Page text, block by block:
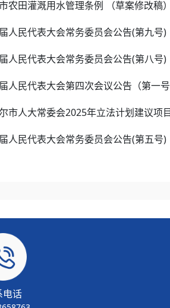
农田灌溉用水管理条例 （草案修改稿
人民代表大会常务委员会公告(第九号)
人民代表大会常务委员会公告(第八号)
人民代表大会第四次会议公告（第一号
市人大常委会2025年立法计划建议项
人民代表大会常务委员会公告(第五号)
电话